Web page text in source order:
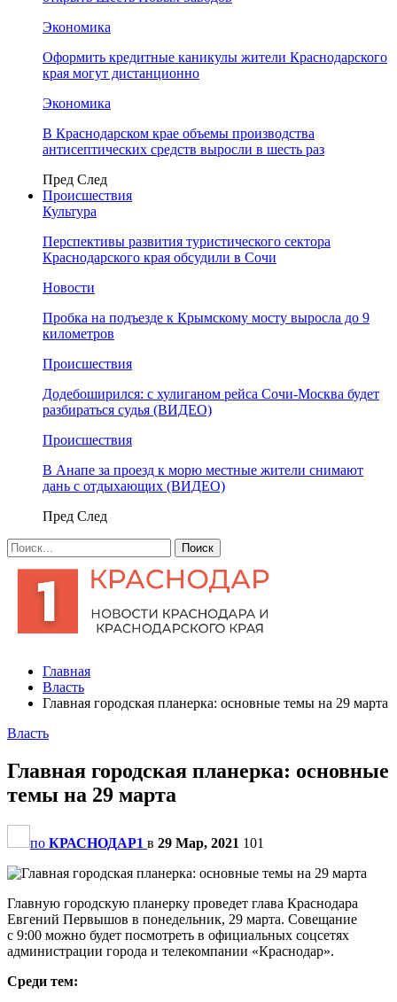
Экономика
Оформить кредитные каникулы жители Краснодарского
края могут дистанционно
Экономика
В Краснодарском крае объемы производства
антисептических средств выросли в шесть раз
Пред След
Происшествия
Культура
Перспективы развития туристического сектора
Краснодарского края обсудили в Сочи
Новости
Пробка на подъезде к Крымскому мосту выросла до 9
километров
Происшествия
Додебоширился: с хулиганом рейса Сочи-Москва будет
разбираться судья (ВИДЕО)
Происшествия
В Анапе за проезд к морю местные жители снимают
дань с отдыхающих (ВИДЕО)
Пред След
Главная
Власть
Главная городская планерка: основные темы на 29 марта
Власть
Главная городская планерка: основные
темы на 29 марта
по КРАСНОДАР1 в 29 Мар, 2021 101
Главную городскую планерку проведет глава Краснодара
Евгений Первышов в понедельник, 29 марта. Совещание
с 9:00 можно будет посмотреть в официальных соцсетях
администрации города и телекомпании «Краснодар».
Среди тем: